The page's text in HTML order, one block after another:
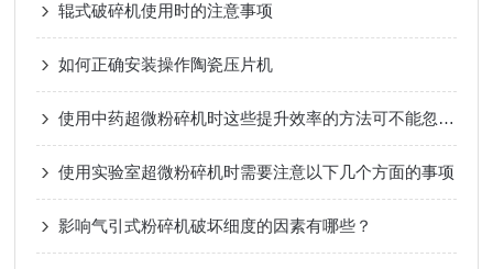
辊式破碎机使用时的注意事项
如何正确安装操作陶瓷压片机
使用中药超微粉碎机时这些提升效率的方法可不能忽视！
使用实验室超微粉碎机时需要注意以下几个方面的事项
影响气引式粉碎机破坏细度的因素有哪些？